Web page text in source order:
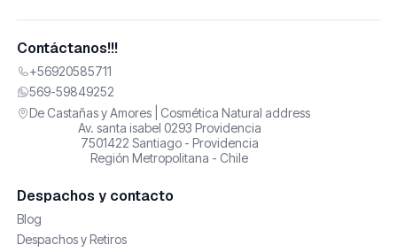
Contáctanos!!!
+56920585711
569-59849252
De Castañas y Amores | Cosmética Natural address
Av. santa isabel 0293 Providencia
7501422 Santiago - Providencia
Región Metropolitana - Chile
Despachos y contacto
Blog
Despachos y Retiros